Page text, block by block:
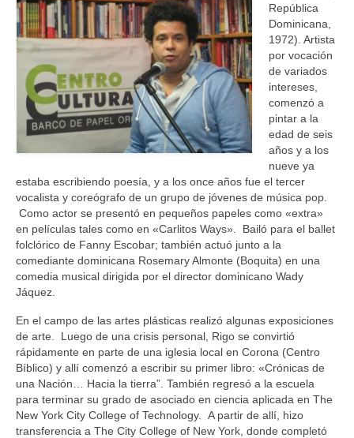
República
Dominicana,
1972). Artista
por vocación
de variados
intereses,
comenzó a
pintar a la
edad de seis
años y a los
nueve ya
estaba escribiendo poesía, y a los once años fue el tercer
vocalista y coreógrafo de un grupo de jóvenes de música pop.
Como actor se presentó en pequeños papeles como «extra»
en películas tales como en «Carlitos Ways». Bailó para el ballet
folclórico de Fanny Escobar; también actuó junto a la
comediante dominicana Rosemary Almonte (Boquita) en una
comedia musical dirigida por el director dominicano Wady
Jáquez.
En el campo de las artes plásticas realizó algunas exposiciones
de arte. Luego de una crisis personal, Rigo se convirtió
rápidamente en parte de una iglesia local en Corona (Centro
Bíblico) y allí comenzó a escribir su primer libro: «Crónicas de
una Nación… Hacia la tierra”. También regresó a la escuela
para terminar su grado de asociado en ciencia aplicada en The
New York City College of Technology. A partir de allí, hizo
transferencia a The City College of New York, donde completó